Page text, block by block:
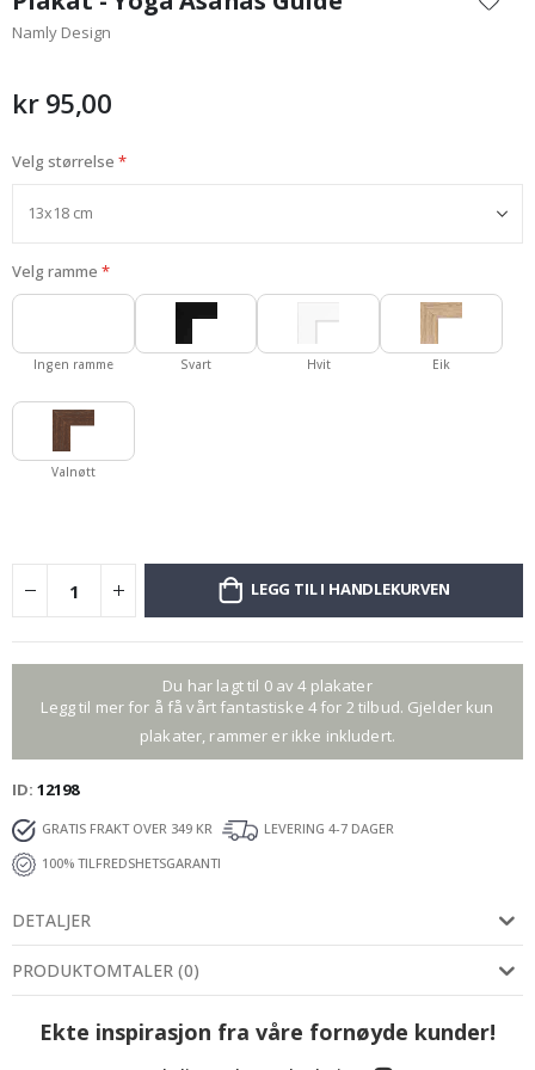
begynnelsen
av
Namly Design
kr 95,00
Velg størrelse
Velg ramme
Ingen ramme Svart Hvit Eik
Valnøtt
LEGG TIL I HANDLEKURVEN
Du har lagt til 0 av 4 plakater
Legg til mer for å få vårt fantastiske 4 for 2 tilbud. Gjelder kun
plakater, rammer er ikke inkludert.
ID 12198
GRATIS FRAKT OVER 349 KR
LEVERING 4-7 DAGER
100% TILFREDSHETSGARANTI
DETALJER
PRODUKTOMTALER (0)
Ekte inspirasjon fra våre fornøyde kunder!